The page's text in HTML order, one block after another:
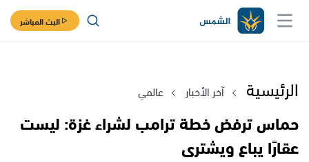
البث المباشر
الرئيسية آخر الأخبار عالمي
حماس ترفض خطة ترامب لشراء غزة: ليست
عقارًا يباع ويشترى